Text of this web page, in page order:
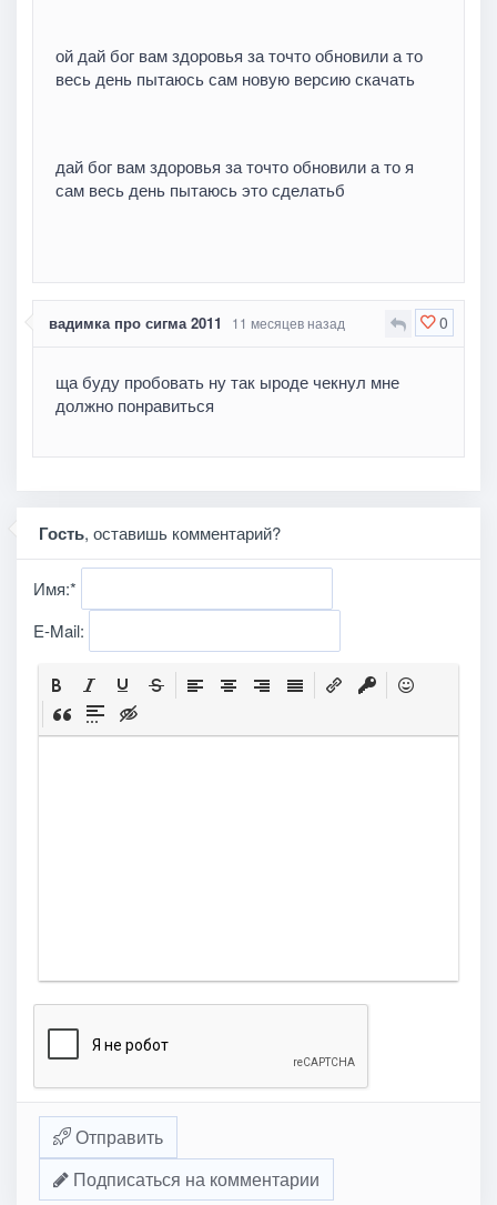
ой дай бог вам здоровья за точто обновили а то
весь день пытаюсь сам новую версию скачать
дай бог вам здоровья за точто обновили а то я
сам весь день пытаюсь это сделатьб
0
вадимка про сигма 2011 11 месяцев назад
ща буду пробовать ну так ыроде чекнул мне
должно понравиться
Гость, оставишь комментарий?
Имя:*
E-Mail:
Отправить
Подписаться на комментарии